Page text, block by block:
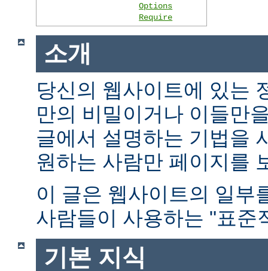
Options
Require
소개
당신의 웹사이트에 있는
만의 비밀이거나 이들만
글에서 설명하는 기법을
원하는 사람만 페이지를
이 글은 웹사이트의 일부
사람들이 사용하는 "표준
기본 지식